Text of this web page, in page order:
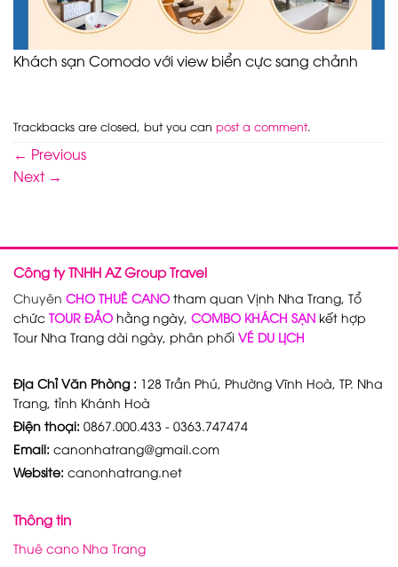
Khách sạn Comodo với view biển cực sang chảnh
Trackbacks are closed, but you can post a comment.
← Previous
Next →
Công ty TNHH AZ Group Travel
Chuyên CHO THUÊ CANO tham quan Vịnh Nha Trang, Tổ
chức TOUR ĐẢO hằng ngày, COMBO KHÁCH SẠN kết hợp
Tour Nha Trang dài ngày, phân phối VÉ DU LỊCH
Địa Chỉ Văn Phòng : 128 Trần Phú, Phường Vĩnh Hoà, TP. Nha
Trang, tỉnh Khánh Hoà
Điện thoại: 0867.000.433 - 0363.747474
Email: canonhatrang@gmail.com
Website: canonhatrang.net
Thông tin
Thuê cano Nha Trang